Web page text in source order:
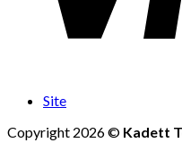
Site
Copyright 2026 © Kadett